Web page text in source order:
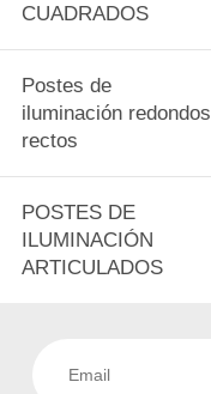
CUADRADOS
Postes de
iluminación redondos
rectos
POSTES DE
ILUMINACIÓN
ARTICULADOS